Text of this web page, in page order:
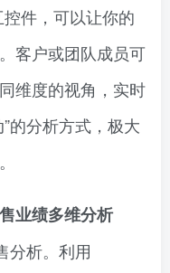
件，可以让你的
客户或团队成员可
维度的视角，实时
的分析方式，极大
业绩多维分析
分析。利用